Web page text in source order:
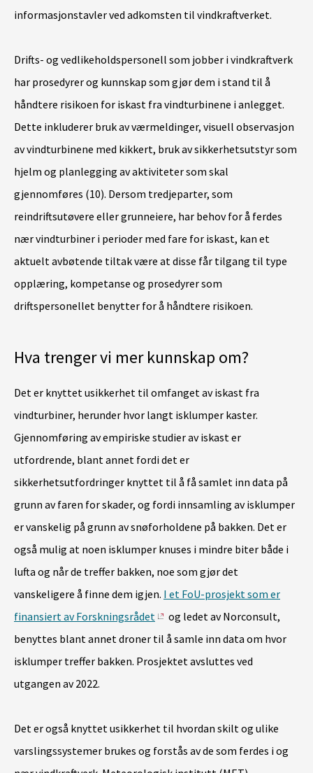
informasjonstavler ved adkomsten til vindkraftverket.
Drifts- og vedlikeholdspersonell som jobber i vindkraftverk
har prosedyrer og kunnskap som gjør dem i stand til å
håndtere risikoen for iskast fra vindturbinene i anlegget.
Dette inkluderer bruk av værmeldinger, visuell observasjon
av vindturbinene med kikkert, bruk av sikkerhetsutstyr som
hjelm og planlegging av aktiviteter som skal
gjennomføres (10). Dersom tredjeparter, som
reindriftsutøvere eller grunneiere, har behov for å ferdes
nær vindturbiner i perioder med fare for iskast, kan et
aktuelt avbøtende tiltak være at disse får tilgang til type
opplæring, kompetanse og prosedyrer som
driftspersonellet benytter for å håndtere risikoen.
Hva trenger vi mer kunnskap om?
Det er knyttet usikkerhet til omfanget av iskast fra
vindturbiner, herunder hvor langt isklumper kaster.
Gjennomføring av empiriske studier av iskast er
utfordrende, blant annet fordi det er
sikkerhetsutfordringer knyttet til å få samlet inn data på
grunn av faren for skader, og fordi innsamling av isklumper
er vanskelig på grunn av snøforholdene på bakken. Det er
også mulig at noen isklumper knuses i mindre biter både i
lufta og når de treffer bakken, noe som gjør det
vanskeligere å finne dem igjen. I et FoU-prosjekt som er
finansiert av Forskningsrådet
og ledet av Norconsult,
benyttes blant annet droner til å samle inn data om hvor
isklumper treffer bakken. Prosjektet avsluttes ved
utgangen av 2022.
Det er også knyttet usikkerhet til hvordan skilt og ulike
varslingssystemer brukes og forstås av de som ferdes i og